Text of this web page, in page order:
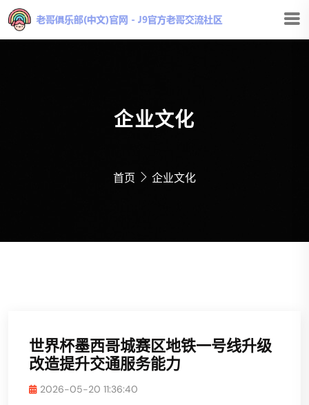
企业文化
首页 企业文化
世界杯墨西哥城赛区地铁一号线升级
改造提升交通服务能力
2026-05-20 11:36:40